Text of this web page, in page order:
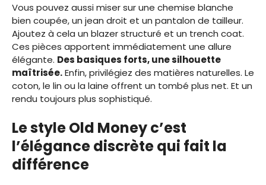
Vous pouvez aussi miser sur une chemise blanche
bien coupée, un jean droit et un pantalon de tailleur.
Ajoutez à cela un blazer structuré et un trench coat.
Ces pièces apportent immédiatement une allure
élégante. Des basiques forts, une silhouette
maîtrisée.Enfin, privilégiez des matières naturelles. Le
coton, le lin ou la laine offrent un tombé plus net. Et un
rendu toujours plus sophistiqué.
Le style Old Money c’est
l’élégance discrète qui fait la
différence